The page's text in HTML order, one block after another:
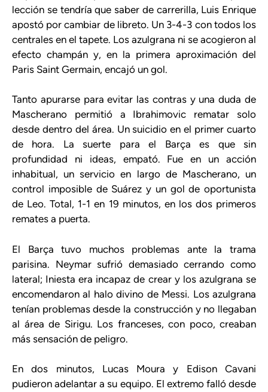
lección se tendría que saber de carrerilla, Luis Enrique
apostó por cambiar de libreto. Un 3-4-3 con todos los
centrales en el tapete. Los azulgrana ni se acogieron al
efecto champán y, en la primera aproximación del
Paris Saint Germain, encajó un gol.
Tanto apurarse para evitar las contras y una duda de
Mascherano permitió a Ibrahimovic rematar solo
desde dentro del área. Un suicidio en el primer cuarto
de hora. La suerte para el Barça es que sin
profundidad ni ideas, empató. Fue en un acción
inhabitual, un servicio en largo de Mascherano, un
control imposible de Suárez y un gol de oportunista
de Leo. Total, 1-1 en 19 minutos, en los dos primeros
remates a puerta.
El Barça tuvo muchos problemas ante la trama
parisina. Neymar sufrió demasiado cerrando como
lateral; Iniesta era incapaz de crear y los azulgrana se
encomendaron al halo divino de Messi. Los azulgrana
tenían problemas desde la construcción y no llegaban
al área de Sirigu. Los franceses, con poco, creaban
más sensación de peligro.
En dos minutos, Lucas Moura y Edison Cavani
pudieron adelantar a su equipo. El extremo falló desde